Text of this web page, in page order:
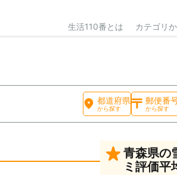
生活110番とは カテゴリ
都道府県
から探す
郵便番
から探す
青森県の
ミ評価平